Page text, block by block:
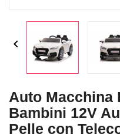

Auto Macchina
Bambini 12V
Pelle con